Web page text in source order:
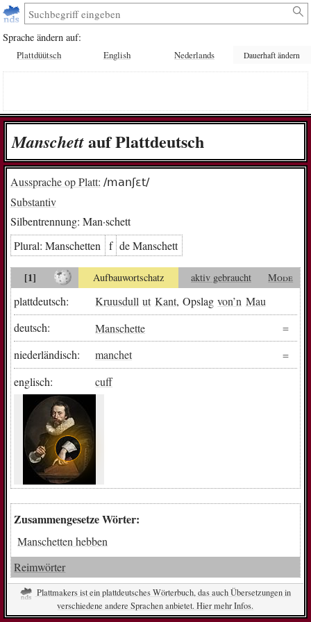
Sprache ändern auf:
Plattdüütsch English Nederlands Dauerhaft ändern
Man­schettauf Plattdeutsch
Aussprache op Platt: /manʃɛt/
Substantiv
Silbentrennung: Man·schett
Plural:Man­schet­ten f de Man­schett
[1] Aufbauwortschatz aktiv gebraucht Mode
plattdeutsch: Kruusdull ut Kant, Opslagvon’n Mau
deutsch:
Manschette
niederländisch:
manchet
englisch:
cuff
Zusammengesetze Wörter:
Manschetten hebben
Reimwörter
Plattmakers ist ein plattdeutsches Wörterbuch, das auch Übersetzungen in
verschiedene andere Sprachen anbietet. Hier mehr Infos.